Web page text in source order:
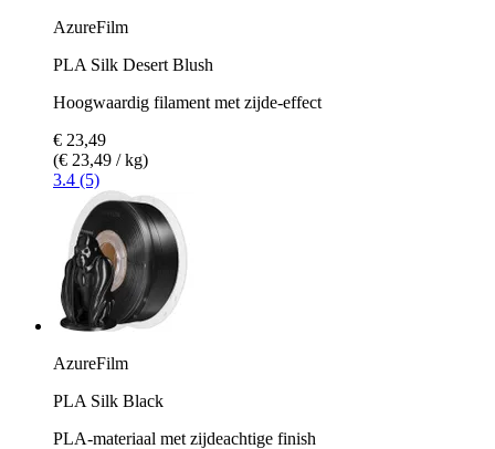
AzureFilm
PLA Silk Desert Blush
Hoogwaardig filament met zijde-effect
€ 23,49
(€ 23,49 / kg)
3.4 (5)
AzureFilm
PLA Silk Black
PLA-materiaal met zijdeachtige finish